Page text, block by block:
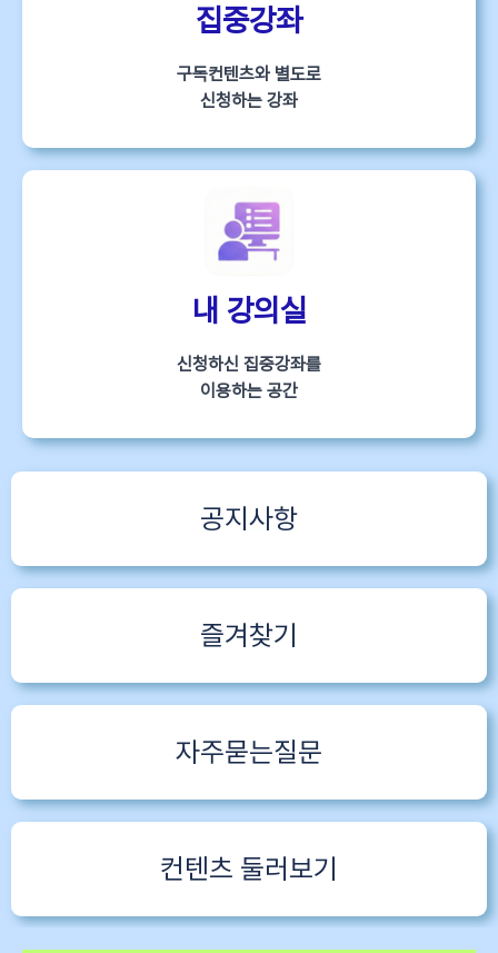
집중강좌
구독컨텐츠와 별도로
신청하는 강좌
내 강의실
신청하신 집중강좌를
이용하는 공간
공지사항
즐겨찾기
자주묻는질문
컨텐츠 둘러보기